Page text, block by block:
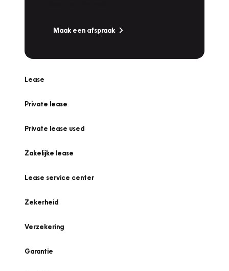
Maak een afspraak
Lease
Private lease
Private lease used
Zakelijke lease
Lease service center
Zekerheid
Verzekering
Garantie